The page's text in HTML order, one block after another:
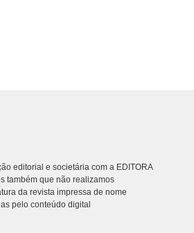
editorial e societária com a EDITORA
também que não realizamos
da revista impressa de nome
pelo conteúdo digital